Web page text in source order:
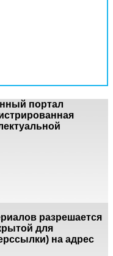
портал
разрешается
для
на адрес